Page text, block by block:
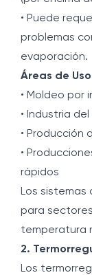
• Puede
problemas
evaporación.
Áreas de
• Moldeo por
• Industria
• Producción
•
rápidos
Los sistemas
para
temperatura
2.
Los